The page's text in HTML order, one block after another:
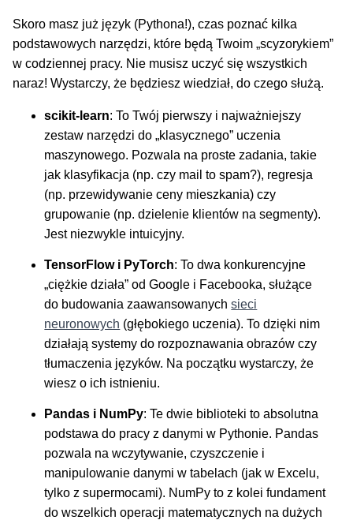
Skoro masz już język (Pythona!), czas poznać kilka
podstawowych narzędzi, które będą Twoim „scyzorykiem”
w codziennej pracy. Nie musisz uczyć się wszystkich
naraz! Wystarczy, że będziesz wiedział, do czego służą.
scikit-learn: To Twój pierwszy i najważniejszy
zestaw narzędzi do „klasycznego” uczenia
maszynowego. Pozwala na proste zadania, takie
jak klasyfikacja (np. czy mail to spam?), regresja
(np. przewidywanie ceny mieszkania) czy
grupowanie (np. dzielenie klientów na segmenty).
Jest niezwykle intuicyjny.
TensorFlow i PyTorch: To dwa konkurencyjne
„ciężkie działa” od Google i Facebooka, służące
do budowania zaawansowanychsieci
neuronowych (głębokiego uczenia). To dzięki nim
działają systemy do rozpoznawania obrazów czy
tłumaczenia języków. Na początku wystarczy, że
wiesz o ich istnieniu.
Pandas i NumPy: Te dwie biblioteki to absolutna
podstawa do pracy z danymi w Pythonie. Pandas
pozwala na wczytywanie, czyszczenie i
manipulowanie danymi w tabelach (jak w Excelu,
tylko z supermocami). NumPy to z kolei fundament
do wszelkich operacji matematycznych na dużych